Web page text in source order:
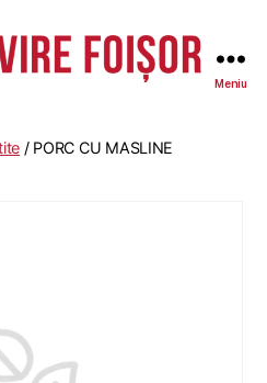
Meniu
/ PORC CU MASLINE